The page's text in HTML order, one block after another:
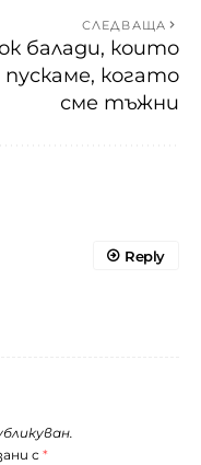
СЛЕДВАЩА
балади, които
пускаме, когато
сме тъжни
Reply
с *